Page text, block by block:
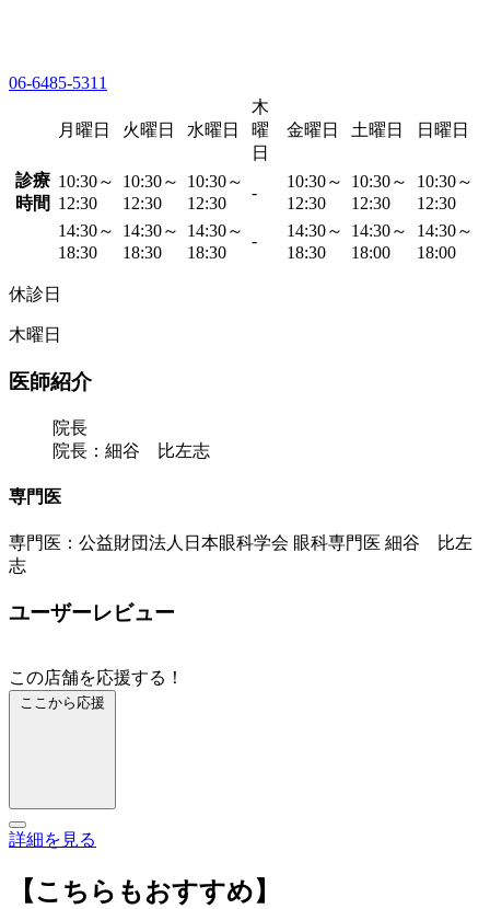
06-6485-5311
月曜日 火曜日 水曜日
木
曜
日
金曜日 土曜日 日曜日
診療
時間
10:30～
12:30
10:30～
12:30
10:30～
12:30
-
10:30～
12:30
10:30～
12:30
10:30～
12:30
14:30～
18:30
14:30～
18:30
14:30～
18:30
-
14:30～
18:30
14:30～
18:00
14:30～
18:00
休診日
木曜日
医師紹介
院長
院長：細谷 比左志
専門医
専門医：公益財団法人日本眼科学会 眼科専門医 細谷 比左
志
ユーザーレビュー
この店舗を応援する！
ここから応援
詳細を見る
【こちらもおすすめ】